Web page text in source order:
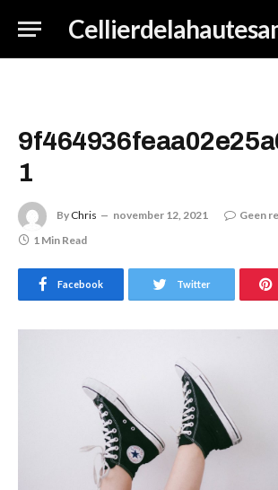
1
By Chris november 12, 2021
Geen
1 Min Read
Facebook Twitter